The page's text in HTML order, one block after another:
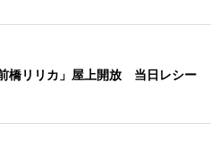
橋リリカ」屋上開放 当日レシー